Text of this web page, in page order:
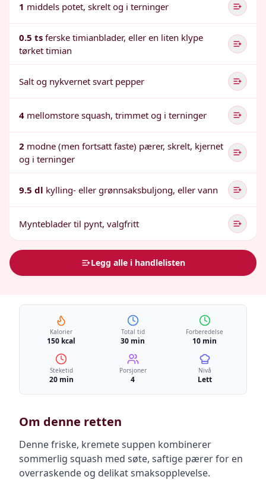
1 middels potet, skrelt og i terninger
0.5 ts ferske timianblader, eller en liten klype
tørket timian
Salt og nykvernet svart pepper
4 mellomstore squash, trimmet og i terninger
2 modne (men fortsatt faste) pærer, skrelt, kjernet
og i terninger
9.5 dl kylling- eller grønnsaksbuljong, eller vann
Mynteblader til pynt, valgfritt
Legg alle i handlelisten
Kalorier
150 kcal
Total tid
30 min
Forberedelse
10 min
Steketid
20 min
Porsjoner
4
Nivå
Lett
Om denne retten
Denne friske, kremete suppen kombinerer
sommerlig squash med søte, saftige pærer for en
overraskende og delikat smaksopplevelse.